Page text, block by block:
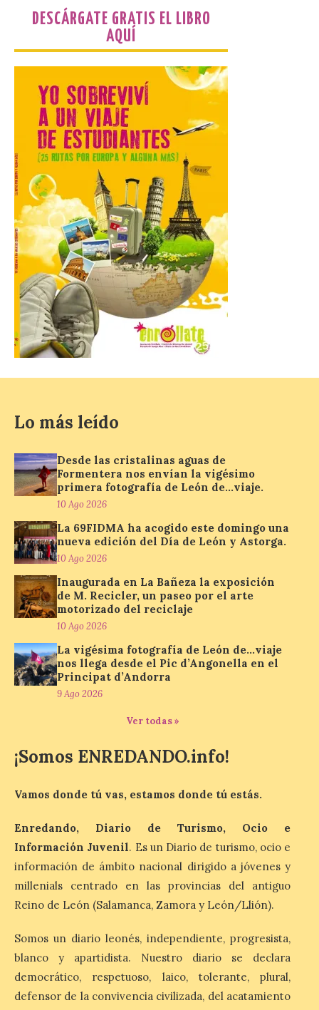
La 69FIDMA ha acogido
edición del Día de León y
Astorga.
10 Ago 2026
El presidente de la
Diputación de León,
Gerardo Álvarez Courel, y
el vicepresidente Roberto
Aller han participado en el
acto institucional organizado con motivo
del Día de León. Organizada por la
Cámara de Comercio de Gijón, FIDMA es
una feria […]
CIUDEN acoge un nuevo
gran proyecto expositivo
que conecta la obra de
Eduardo Chillida con el
enero de 2027 la muestra
‘Eduardo Chillida. Pensar
con las manos’, formada
por 125 piezas de una de las figuras
esenciales del arte contemporáneo.
Hierro, vacío y memoria industrial
marcan esta exposición […]
Protección Civil activa la
fase de Preemergencia en
Situación Operativa 1 del
Plan Estatal General de
Emergencias ante los
riesgos potenciales
asociados al eclipse
10 Ago 2026
días antes del eclipse
solar total del 12 de
España de oeste a este, y
que movilizará a varios millones de
acontecimiento histórico. Algunas
comunidades autónomas ya han […]
El Ayuntamiento de
Segovia presenta “Música
concierto único con
motivo del eclipse de sol
10 Ago 2026
DESCÁRGATE GRATIS EL LIBRO
AQUÍ
Lo más leído
Desde las cristalinas aguas de
Formentera nos envían la vigésimo
primera fotografía de León de…viaje.
10 Ago 2026
La 69FIDMA ha acogido este domingo una
nueva edición del Día de León y Astorga.
10 Ago 2026
Inaugurada en La Bañeza la exposición
de M. Recicler, un paseo por el arte
motorizado del reciclaje
10 Ago 2026
La vigésima fotografía de León de…viaje
nos llega desde el Pic d’Angonella en el
Principat d’Andorra
9 Ago 2026
Ver todas »
¡Somos ENREDANDO.info!
Vamos donde tú vas, estamos donde tú estás.
Enredando, Diario de Turismo, Ocio e
Información Juvenil. Es un Diario de turismo, ocio e
información de ámbito nacional dirigido a jóvenes y
millenials centrado en las provincias del antiguo
Reino de León (Salamanca, Zamora y León/Llión).
Somos un diario leonés, independiente, progresista,
blanco y apartidista. Nuestro diario se declara
democrático, respetuoso, laico, tolerante, plural,
defensor de la convivencia civilizada, del acatamiento